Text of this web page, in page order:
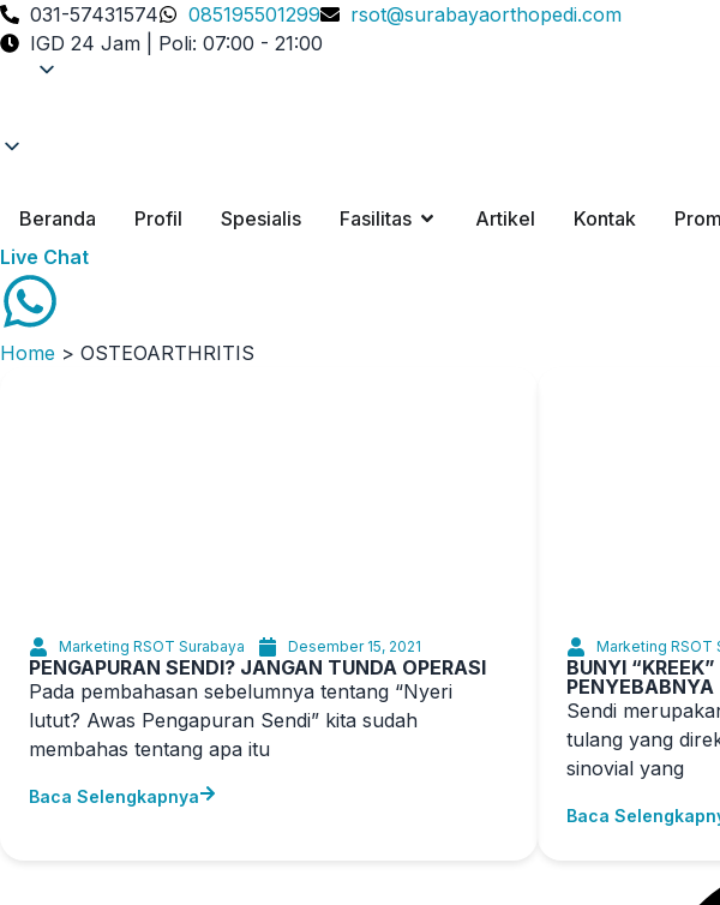
031-57431574 085195501299
rsot@surabayaorthopedi.com
IGD 24 Jam | Poli: 07:00 - 21:00
Beranda Profil Spesialis Fasilitas Artikel Kontak
Live Chat
Home > OSTEOARTHRITIS
Marketing RSOT Surabaya Desember 15, 2021
PENGAPURAN SENDI? JANGAN TUNDA OPERASI
Pada pembahasan sebelumnya tentang “Nyeri
lutut? Awas Pengapuran Sendi” kita sudah
membahas tentang apa itu
Baca Selengkapnya
Marketing RSOT
BUNYI
PENYEBABNYA
Sendi
tulang yang
sinovial yang
Baca